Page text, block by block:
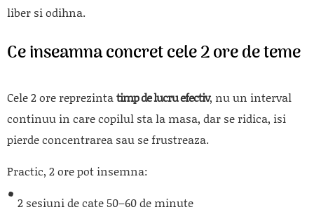
liber si odihna.
Ce inseamna concret cele 2 ore de teme
Cele 2 ore reprezintatimp de lucru efectiv, nu un interval
continuu in care copilul sta la masa, dar se ridica, isi
pierde concentrarea sau se frustreaza.
Practic, 2 ore pot insemna:
2 sesiuni de cate 50–60 de minute